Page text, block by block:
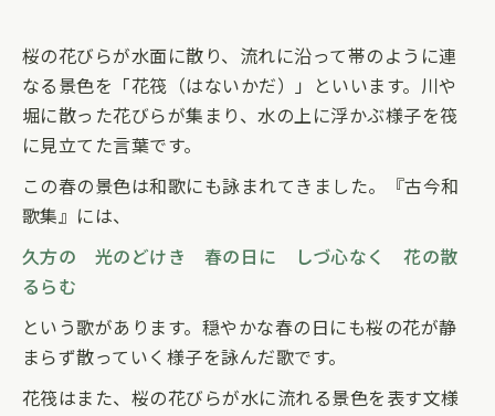
桜の花びらが水面に散り、流れに沿って帯のように連
なる景色を「花筏（はないかだ）」といいます。川や
堀に散った花びらが集まり、水の上に浮かぶ様子を筏
に見立てた言葉です。
この春の景色は和歌にも詠まれてきました。『古今和
歌集』には、
久方の 光のどけき 春の日に しづ心なく 花の散
るらむ
という歌があります。穏やかな春の日にも桜の花が静
まらず散っていく様子を詠んだ歌です。
花筏はまた、桜の花びらが水に流れる景色を表す文様